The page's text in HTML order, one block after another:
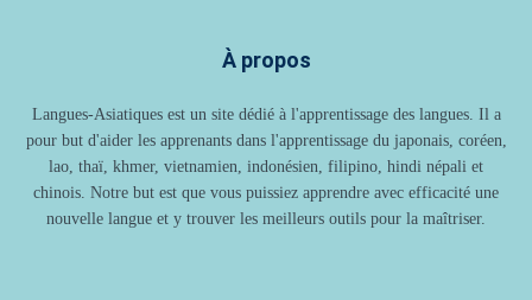
À propos
Langues-Asiatiques est un site dédié à l'apprentissage des langues. Il a
pour but d'aider les apprenants dans l'apprentissage du japonais, coréen,
lao, thaï, khmer, vietnamien, indonésien, filipino, hindi népali et
chinois. Notre but est que vous puissiez apprendre avec efficacité une
nouvelle langue et y trouver les meilleurs outils pour la maîtriser.